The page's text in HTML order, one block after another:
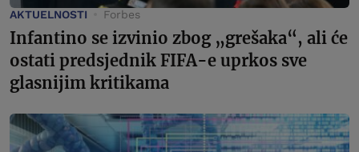
AKTUELNOSTI Forbes
Infantino se izvinio zbog „grešaka“, ali će
ostati predsjednik FIFA-e uprkos sve
glasnijim kritikama